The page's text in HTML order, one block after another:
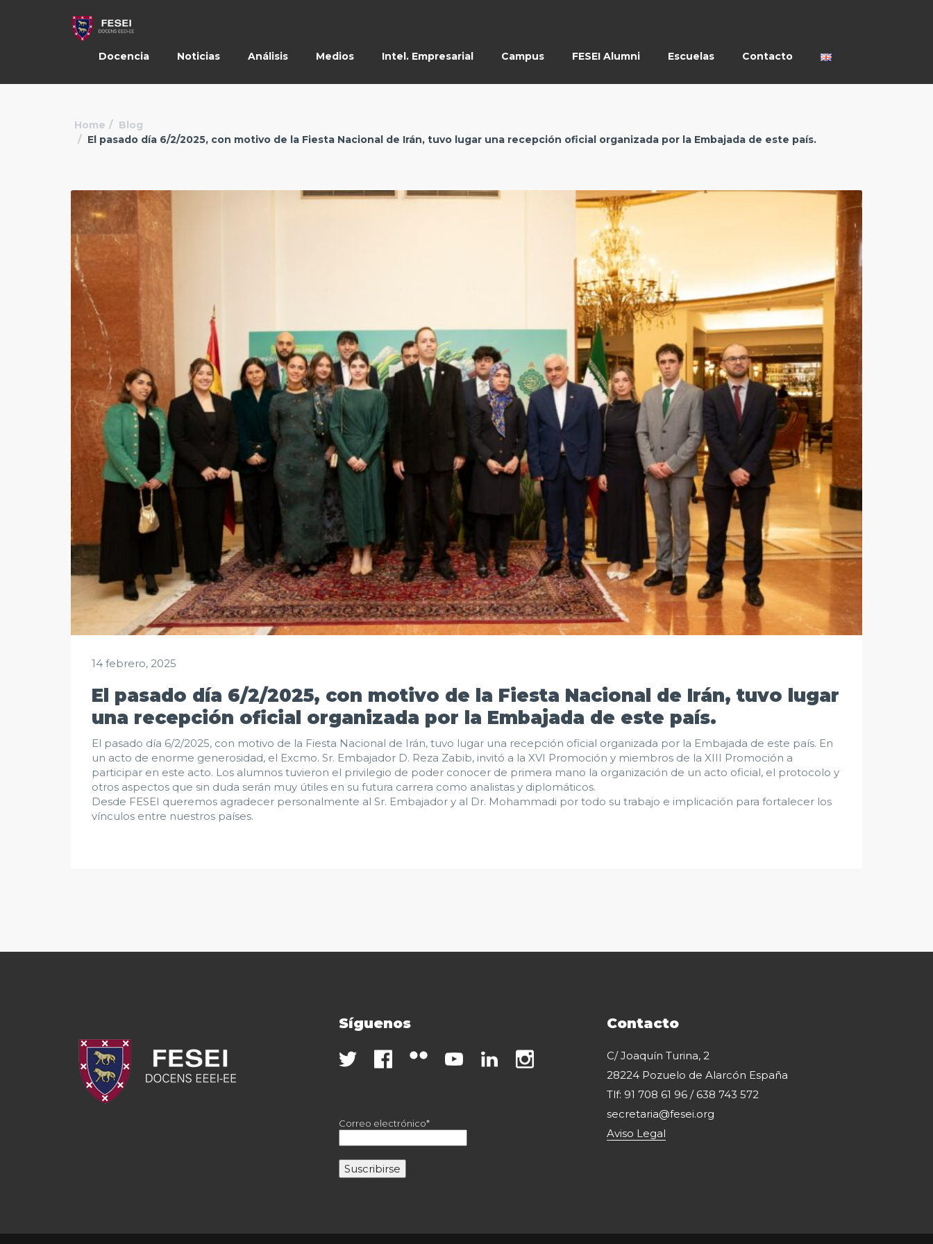
Docencia Noticias Análisis Medios Intel. Empresarial Campus FESEI Alumni Escuelas Contacto
Home
Blog
El pasado día 6/2/2025, con motivo de la Fiesta Nacional de Irán, tuvo lugar una recepción oficial organizada por la Embajada de este país.
14 febrero, 2025
El pasado día 6/2/2025, con motivo de la Fiesta Nacional de Irán, tuvo lugar
una recepción oficial organizada por la Embajada de este país.
El pasado día 6/2/2025, con motivo de la Fiesta Nacional de Irán, tuvo lugar una recepción oficial organizada por la Embajada de este país. En
un acto de enorme generosidad, el Excmo. Sr. Embajador D. Reza Zabib, invitó a la XVI Promoción y miembros de la XIII Promoción a
participar en este acto. Los alumnos tuvieron el privilegio de poder conocer de primera mano la organización de un acto oficial, el protocolo y
otros aspectos que sin duda serán muy útiles en su futura carrera como analistas y diplomáticos.
Desde FESEI queremos agradecer personalmente al Sr. Embajador y al Dr. Mohammadi por todo su trabajo e implicación para fortalecer los
vínculos entre nuestros países.
Síguenos
Correo electrónico*
Contacto
C/ Joaquín Turina, 2
28224 Pozuelo de Alarcón España
Tlf: 91 708 61 96 / 638 743 572
secretaria@fesei.org
Aviso Legal